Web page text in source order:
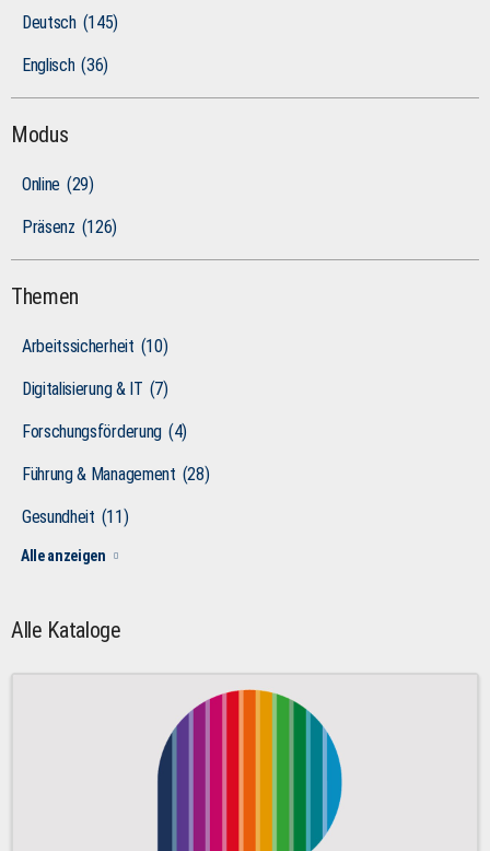
Deutsch (145)
Englisch (36)
Modus
Online (29)
Präsenz (126)
Themen
Arbeitssicherheit (10)
Digitalisierung & IT (7)
Forschungsförderung (4)
Führung & Management (28)
Gesundheit (11)
Alle anzeigen
Alle Kataloge